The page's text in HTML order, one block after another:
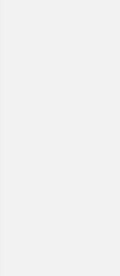
dieses
dann sind
für Sie.